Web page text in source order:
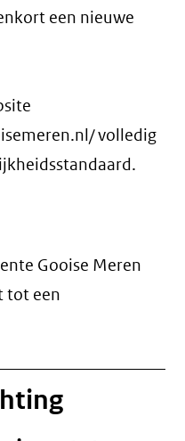
een nieuwe
volledig
Gooise Meren
tot een